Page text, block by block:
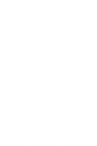
kullanılabilir.